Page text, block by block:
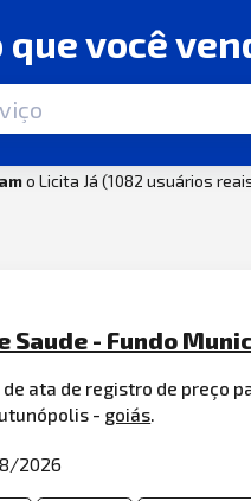
você
o Licita Já (1082 usuários
Saude - Fundo
ata de registro de preço
- goiás.
2026